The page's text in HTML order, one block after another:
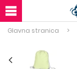
Glavna stranica